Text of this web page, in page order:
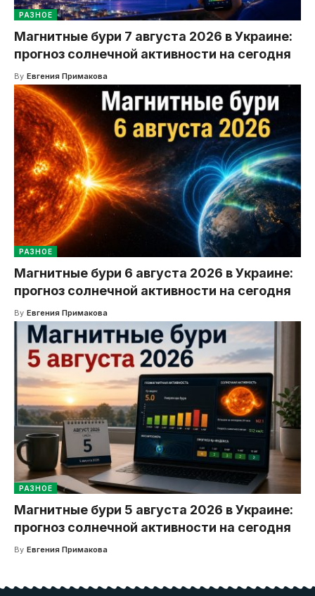
РАЗНОЕ
Магнитные бури 7 августа 2026 в Украине:
прогноз солнечной активности на сегодня
By Евгения Примакова
РАЗНОЕ
Магнитные бури 6 августа 2026 в Украине:
прогноз солнечной активности на сегодня
By Евгения Примакова
РАЗНОЕ
Магнитные бури 5 августа 2026 в Украине:
прогноз солнечной активности на сегодня
By Евгения Примакова